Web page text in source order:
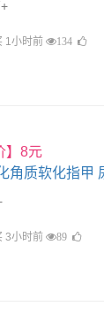
1小时前 134
】8元
角质软化指甲
3小时前 89